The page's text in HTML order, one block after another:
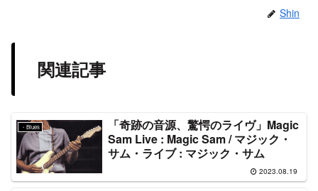
Shin
関連記事
・Blues
「奇跡の音源、驚愕のライヴ」Magic
Sam Live : Magic Sam / マジック・
サム・ライブ : マジック・サム
2023.08.19